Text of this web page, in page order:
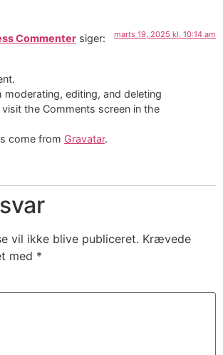
Commenter siger: marts 19, 2025 kl. 10:14 am
editing, and deleting
the Comments screen in the
come from Gravatar.
vil ikke blive publiceret. Krævede
med *